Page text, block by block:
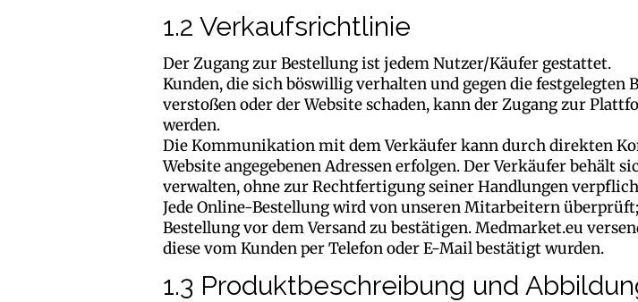
1.2 Verkaufsrichtlinie
Der Zugang zur Bestellung ist jedem Nutzer/Käufer gestattet.
Kunden, die sich böswillig verhalten und gegen die
verstoßen oder der Website schaden, kann der Zugang zur
werden.
Die Kommunikation mit dem Verkäufer kann durch direkten
Website angegebenen Adressen erfolgen. Der Verkäufer behält
verwalten, ohne zur Rechtfertigung seiner Handlungen
Jede Online-Bestellung wird von unseren Mitarbeitern
Bestellung vor dem Versand zu bestätigen. Medmarket.eu
diese vom Kunden per Telefon oder E-Mail bestätigt wurden.
1.3 Produktbeschreibung und